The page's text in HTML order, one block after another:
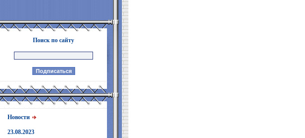
Поиск по сайту
Новости
23.08.2023